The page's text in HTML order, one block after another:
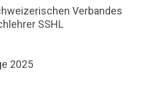
Verbandes
SSHL
2025